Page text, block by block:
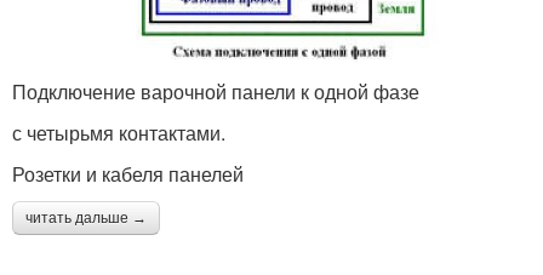
Подключение варочной панели к одной фазе
с четырьмя контактами.
Розетки и кабеля панелей
читать дальше →